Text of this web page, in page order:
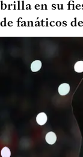
brilla en su
de fanáticos